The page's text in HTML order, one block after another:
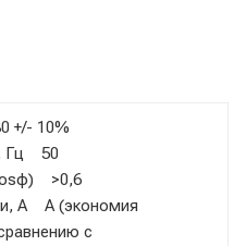
+/- 10%
Гц 50
>0,6
А A (экономия
с